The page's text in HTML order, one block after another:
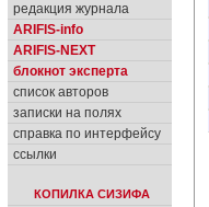
редакция журнала
ARIFIS-info
ARIFIS-NEXT
блокнот эксперта
список авторов
записки на полях
справка по интерфейсу
ссылки
КОПИЛКА СИЗИФА